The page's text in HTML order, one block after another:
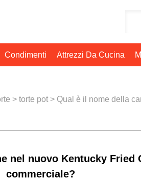
Condimenti Attrezzi Da Cucina
> torte pot > Qual è il nome della
nel nuovo Kentucky Fried
commerciale?